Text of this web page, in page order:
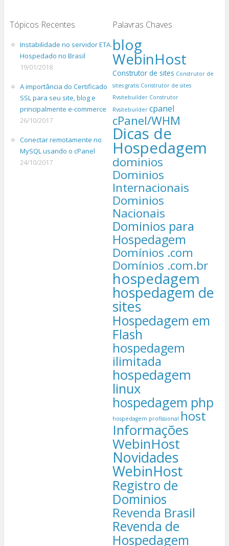
Tópicos Recentes
Instabilidade no servidor ETA.
Hospedado no Brasil
19/01/2018
A importância do Certificado
SSL para seu site, blog e
principalmente e-commerce
26/10/2017
Conectar remotamente no
MySQL usando o cPanel
24/10/2017
Palavras Chaves
blog
WebinHost
Construtor de sites Construtor de
sites gratis Construtor de sites
Rvsitebuilder Construtor
Rvsitebuilder cpanel
cPanel/WHM
Dicas de
Hospedagem
dominios
Dominios
Internacionais
Dominios
Nacionais
Dominios para
Hospedagem
Domínios .com
Domínios .com.br
hospedagem
hospedagem de
sites
Hospedagem em
Flash
hospedagem
ilimitada
hospedagem
linux
hospedagem php
hospedagem profissional host
Informações
WebinHost
Novidades
WebinHost
Registro de
Dominios
Revenda Brasil
Revenda de
Hospedagem